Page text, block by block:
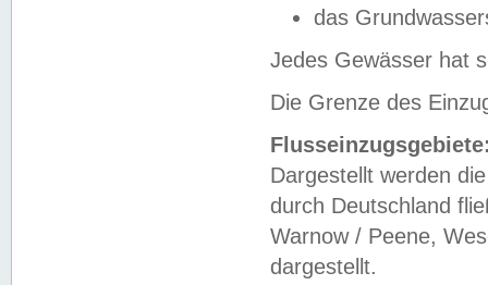
das
Jedes Gewässer hat
Die Grenze des
Dargestellt werden
durch Deutschland
Warnow / Peene,
dargestellt.